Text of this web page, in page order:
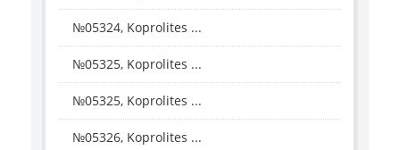
№05324, Koprolites ...
№05325, Koprolites ...
№05325, Koprolites ...
№05326, Koprolites ...